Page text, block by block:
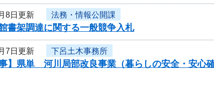
8日更新 法務・情報公開課
書架調達に関する一般競争入札
7日更新 下呂土木事務所
事】県単 河川局部改良事業（暮らしの安全・安